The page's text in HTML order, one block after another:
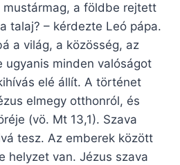
mustármag, a földbe rejtett
talaj? – kérdezte Leó pápa.
a világ, a közösség, az
ugyanis minden valóságot
elé állít. A történet
elmegy otthonról, és
(vö. Mt 13,1). Szava
tesz. Az emberek között
helyzet van. Jézus szava